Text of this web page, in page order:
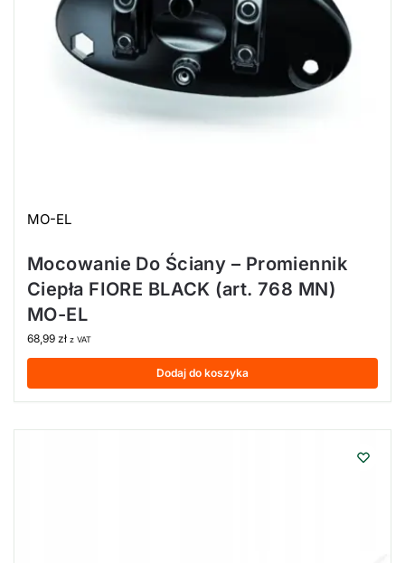
MO-EL
Mocowanie Do Ściany – Promiennik
Ciepła FIORE BLACK (art. 768 MN)
MO-EL
68,99 zł z VAT
Dodaj do koszyka